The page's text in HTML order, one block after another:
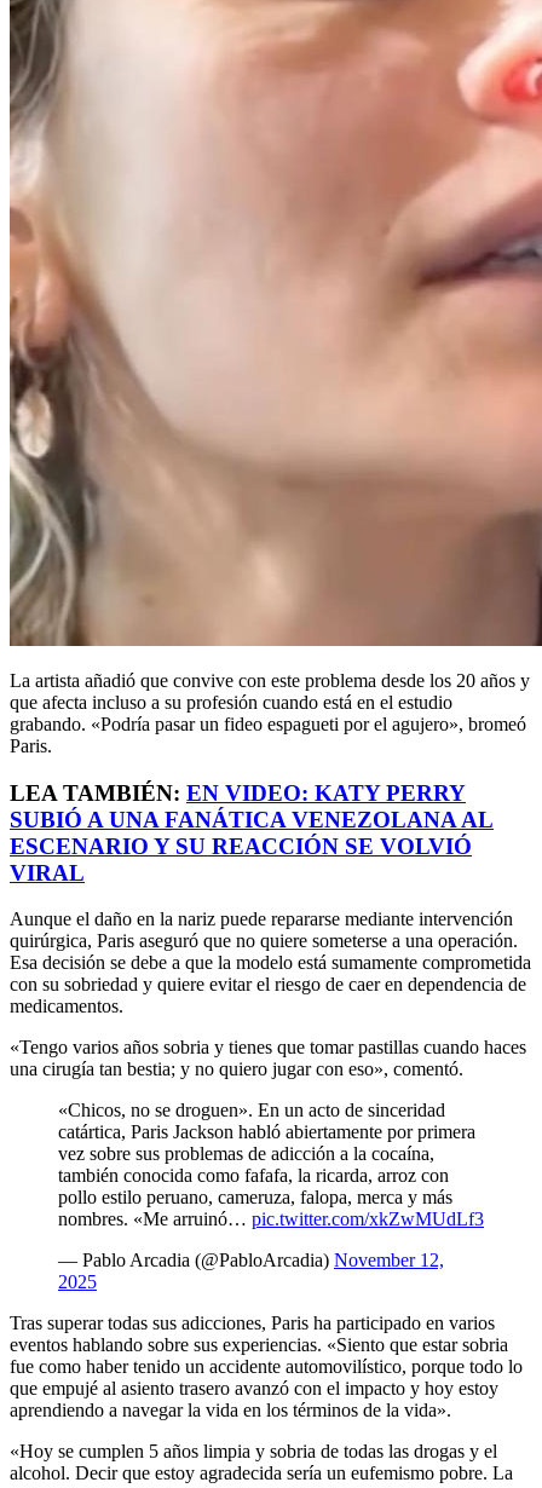
La artista añadió que convive con este problema desde los 20 años y
que afecta incluso a su profesión cuando está en el estudio
grabando. «Podría pasar un fideo espagueti por el agujero», bromeó
Paris.
LEA TAMBIÉN: EN VIDEO: KATY PERRY
SUBIÓ A UNA FANÁTICA VENEZOLANA AL
ESCENARIO Y SU REACCIÓN SE VOLVIÓ
VIRAL
Aunque el daño en la nariz puede repararse mediante intervención
quirúrgica, Paris aseguró que no quiere someterse a una operación.
Esa decisión se debe a que la modelo está sumamente comprometida
con su sobriedad y quiere evitar el riesgo de caer en dependencia de
medicamentos.
«Tengo varios años sobria y tienes que tomar pastillas cuando haces
una cirugía tan bestia; y no quiero jugar con eso», comentó.
«Chicos, no se droguen». En un acto de sinceridad
catártica, Paris Jackson habló abiertamente por primera
vez sobre sus problemas de adicción a la cocaína,
también conocida como fafafa, la ricarda, arroz con
pollo estilo peruano, cameruza, falopa, merca y más
nombres. «Me arruinó… pic.twitter.com/xkZwMUdLf3
— Pablo Arcadia (@PabloArcadia) November 12,
2025
Tras superar todas sus adicciones, Paris ha participado en varios
eventos hablando sobre sus experiencias. «Siento que estar sobria
fue como haber tenido un accidente automovilístico, porque todo lo
que empujé al asiento trasero avanzó con el impacto y hoy estoy
aprendiendo a navegar la vida en los términos de la vida».
«Hoy se cumplen 5 años limpia y sobria de todas las drogas y el
alcohol. Decir que estoy agradecida sería un eufemismo pobre. La